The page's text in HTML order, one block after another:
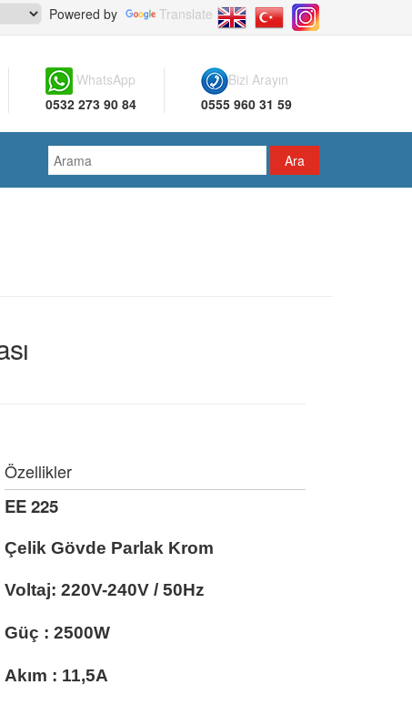
Powered by Translate
Bizi Arayın
0555 960 31 59
WhatsApp
0532 273 90 84
Özellikler
EE 225
Çelik Gövde Parlak Krom
Voltaj: 220V-240V / 50Hz
Güç : 2500W
Akım : 11,5A